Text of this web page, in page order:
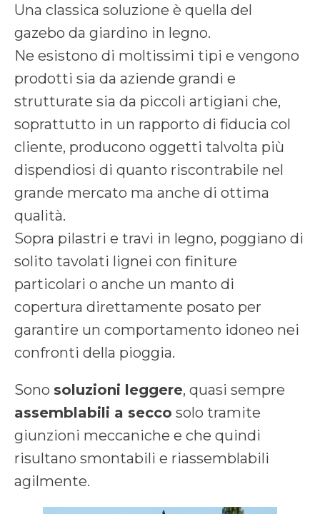
Una classica soluzione è quella del
gazebo da giardino in legno.
Ne esistono di moltissimi tipi e vengono
prodotti sia da aziende grandi e
strutturate sia da piccoli artigiani che,
soprattutto in un rapporto di fiducia col
cliente, producono oggetti talvolta più
dispendiosi di quanto riscontrabile nel
grande mercato ma anche di ottima
qualità.
Sopra pilastri e travi in legno, poggiano di
solito tavolati lignei con finiture
particolari o anche un manto di
copertura direttamente posato per
garantire un comportamento idoneo nei
confronti della pioggia.
Sono soluzioni leggere, quasi sempre
assemblabili a secco solo tramite
giunzioni meccaniche e che quindi
risultano smontabili e riassemblabili
agilmente.